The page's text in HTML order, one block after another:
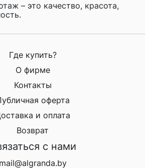
– это качество, красота,
Где купить?
О фирме
Контакты
оферта
и оплата
Возврат
с нами
mail@algranda.by